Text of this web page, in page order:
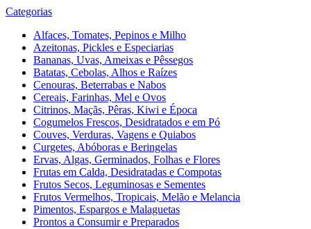
Categorias
Alfaces, Tomates, Pepinos e Milho
Azeitonas, Pickles e Especiarias
Bananas, Uvas, Ameixas e Pêssegos
Batatas, Cebolas, Alhos e Raízes
Cenouras, Beterrabas e Nabos
Cereais, Farinhas, Mel e Ovos
Citrinos, Maçãs, Pêras, Kiwi e Época
Cogumelos Frescos, Desidratados e em Pó
Couves, Verduras, Vagens e Quiabos
Curgetes, Abóboras e Beringelas
Ervas, Algas, Germinados, Folhas e Flores
Frutas em Calda, Desidratadas e Compotas
Frutos Secos, Leguminosas e Sementes
Frutos Vermelhos, Tropicais, Melão e Melancia
Pimentos, Espargos e Malaguetas
Prontos a Consumir e Preparados